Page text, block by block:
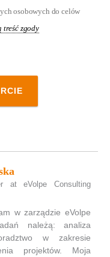
osobowych do celów
treść zgody
ateVolpe Consulting
w zarządzie eVolpe
należą: analiza
w zakresie
projektów. Moja